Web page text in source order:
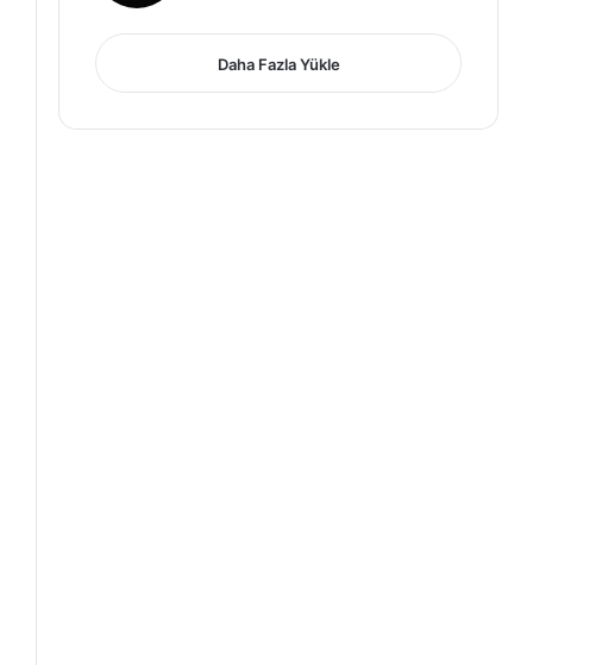
Daha Fazla Yükle